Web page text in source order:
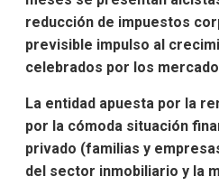
reducción de impuestos
previsible impulso al
celebrados por los
La entidad apuesta por la
por la cómoda situación
privado (familias y
del sector inmobiliario y la